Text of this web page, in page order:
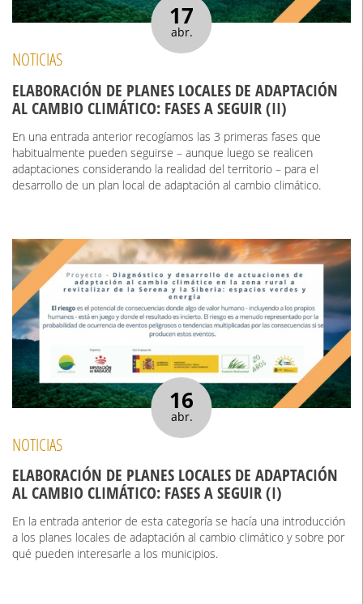
17
abr.
NOTICIAS
ELABORACIÓN DE PLANES LOCALES DE ADAPTACIÓN
AL CAMBIO CLIMÁTICO: FASES A SEGUIR (II)
En una entrada anterior recogíamos las 3 primeras fases que
habitualmente pueden seguirse – aunque luego se realicen
adaptaciones considerando la realidad del territorio – para el
desarrollo de un plan local de adaptación al cambio climático.
16
abr.
NOTICIAS
ELABORACIÓN DE PLANES LOCALES DE ADAPTACIÓN
AL CAMBIO CLIMÁTICO: FASES A SEGUIR (I)
En la entrada anterior de esta categoría se hacía una introducción
a los planes locales de adaptación al cambio climático y sobre por
qué pueden interesarle a los municipios.